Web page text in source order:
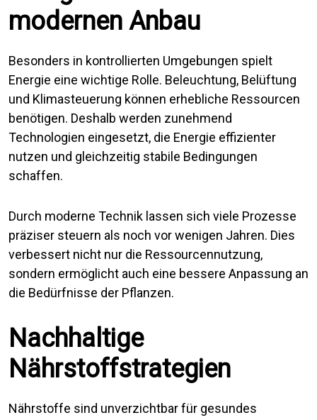
modernen Anbau
Besonders in kontrollierten Umgebungen spielt
Energie eine wichtige Rolle. Beleuchtung, Belüftung
und Klimasteuerung können erhebliche Ressourcen
benötigen. Deshalb werden zunehmend
Technologien eingesetzt, die Energie effizienter
nutzen und gleichzeitig stabile Bedingungen
schaffen.
Durch moderne Technik lassen sich viele Prozesse
präziser steuern als noch vor wenigen Jahren. Dies
verbessert nicht nur die Ressourcennutzung,
sondern ermöglicht auch eine bessere Anpassung an
die Bedürfnisse der Pflanzen.
Nachhaltige
Nährstoffstrategien
Nährstoffe sind unverzichtbar für gesundes